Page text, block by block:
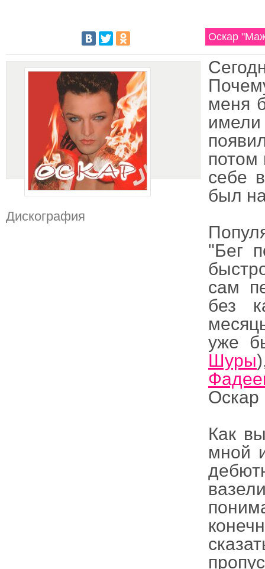
Оскар
меня
потом
себе
был
"Бег
сам
без
уже
Шуры
Оскар
Как
мной
Дискография